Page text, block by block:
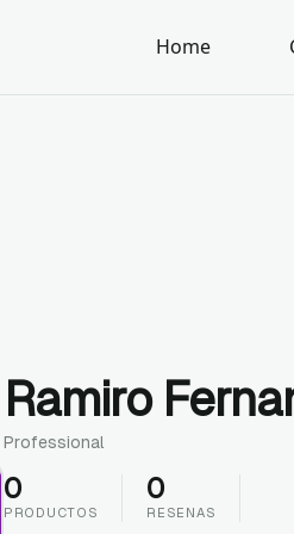
Home
Ramiro
Professional
0
PRODUCTOS
0
RESENAS